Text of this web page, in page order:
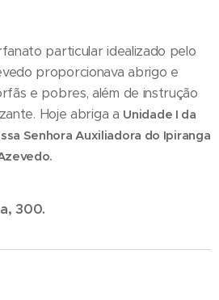
particular idealizado pelo
proporcionava abrigo e
e pobres, além de instrução
Hoje abriga a Unidade I da
Senhora Auxiliadora do Ipiranga
300.